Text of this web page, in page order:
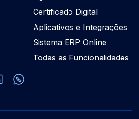
Certificado Digital
Aplicativos e Integrações
Sistema ERP Online
Todas as Funcionalidades